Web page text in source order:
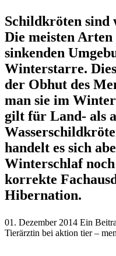
Schildkröten sind
Die meisten
sinkenden
Winterstarre.
der Obhut des
man sie im
gilt für Land- als
handelt es sich
Winterschlaf
korrekte
Hibernation.
01. Dezember 2014 Ein
Tierärztin bei aktion tier –